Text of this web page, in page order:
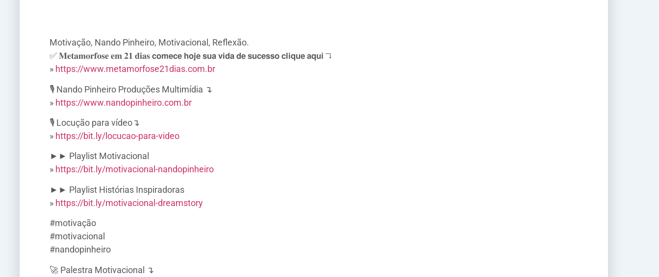
Motivação, Nando Pinheiro, Motivacional, Reflexão.
✅ 𝐌𝐞𝐭𝐚𝐦𝐨𝐫𝐟𝐨𝐬𝐞 𝐞𝐦 𝟐𝟏 𝐝𝐢𝐚𝐬 𝗰𝗼𝗺𝗲𝗰𝗲 𝗵𝗼𝗷𝗲 𝘀𝘂𝗮 𝘃𝗶𝗱𝗮 𝗱𝗲 𝘀𝘂𝗰𝗲𝘀𝘀𝗼 𝗰𝗹𝗶𝗾𝘂𝗲 𝗮𝗾𝘂𝗶 ↴
» https://www.metamorfose21dias.com.br
🎙️ Nando Pinheiro Produções Multimídia ↴
» https://www.nandopinheiro.com.br
🎙️ Locução para vídeo↴
» https://bit.ly/locucao-para-video
►► Playlist Motivacional
» https://bit.ly/motivacional-nandopinheiro
►► Playlist Histórias Inspiradoras
» https://bit.ly/motivacional-dreamstory
#motivação
#motivacional
#nandopinheiro
🚀 Palestra Motivacional ↴